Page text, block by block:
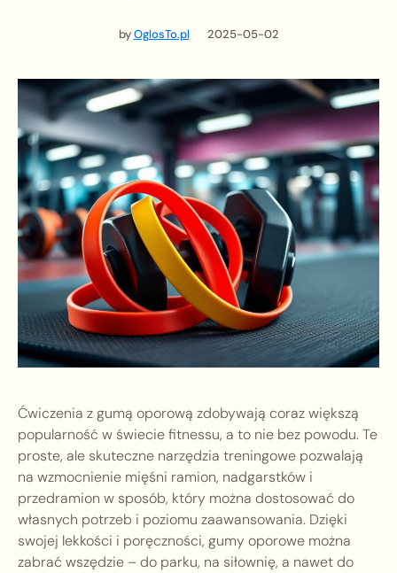
byOglosTo.pl 2025-05-02
Ćwiczenia z gumą oporową zdobywają coraz większą
popularność w świecie fitnessu, a to nie bez powodu. Te
proste, ale skuteczne narzędzia treningowe pozwalają
na wzmocnienie mięśni ramion, nadgarstków i
przedramion w sposób, który można dostosować do
własnych potrzeb i poziomu zaawansowania. Dzięki
swojej lekkości i poręczności, gumy oporowe można
zabrać wszędzie – do parku, na siłownię, a nawet do